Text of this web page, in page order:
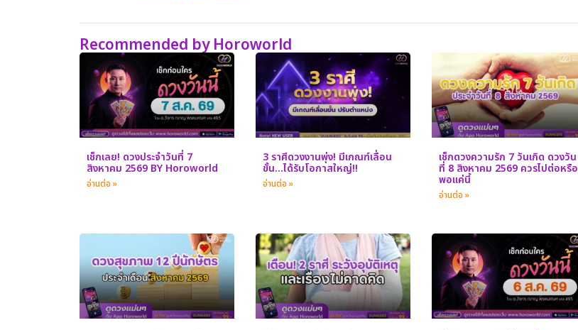
Recommended by Horoworld
เช็กเลย! ดวงประจำวันที่ 7
สิงหาคม 2569 BY Horoworld
อ่านต่อ »
3 ราศีดวงงานพุ่ง! มีเกณฑ์เลื่อน
ขั้น…ได้รับโอกาสใหญ่!!
อ่านต่อ »
เช็กดวงความรัก 7 วันเกิด ดวงวัน
ที่ 8 สิงหาคม 2569 ควรไปต่อหรือ
พอแค่นี้
อ่านต่อ »